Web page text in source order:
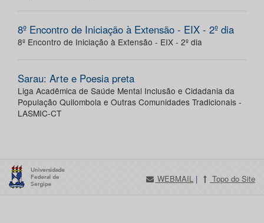
8º Encontro de Iniciação à Extensão - EIX - 2º dia
8º Encontro de Iniciação à Extensão - EIX - 2º dia
Sarau: Arte e Poesia preta
Liga Acadêmica de Saúde Mental Inclusão e Cidadania da
População Quilombola e Outras Comunidades Tradicionais -
LASMIC-CT
WEBMAIL | Topo do Site